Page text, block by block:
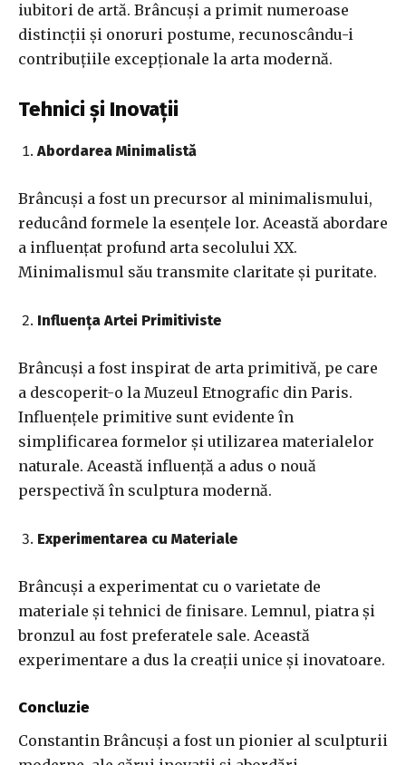
iubitori de artă. Brâncuși a primit numeroase
distincții și onoruri postume, recunoscându-i
contribuțiile excepționale la arta modernă.
Tehnici și Inovații
Abordarea Minimalistă
Brâncuși a fost un precursor al minimalismului,
reducând formele la esențele lor. Această abordare
a influențat profund arta secolului XX.
Minimalismul său transmite claritate și puritate.
Influența Artei Primitiviste
Brâncuși a fost inspirat de arta primitivă, pe care
a descoperit-o la Muzeul Etnografic din Paris.
Influențele primitive sunt evidente în
simplificarea formelor și utilizarea materialelor
naturale. Această influență a adus o nouă
perspectivă în sculptura modernă.
Experimentarea cu Materiale
Brâncuși a experimentat cu o varietate de
materiale și tehnici de finisare. Lemnul, piatra și
bronzul au fost preferatele sale. Această
experimentare a dus la creații unice și inovatoare.
Concluzie
Constantin Brâncuși a fost un pionier al sculpturii